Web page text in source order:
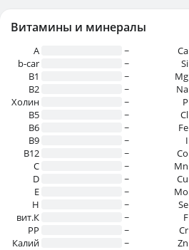
Витамины и минералы
A
~
b-car
~
В1
~
B2
~
Холин
~
B5
~
B6
~
B9
~
B12
~
C
~
D
~
E
~
H
~
вит.К
~
PP
~
Калий
~
Ca
Si
Mg
Na
P
Cl
Fe
I
Co
Mn
Cu
Mo
Se
F
Cr
Zn